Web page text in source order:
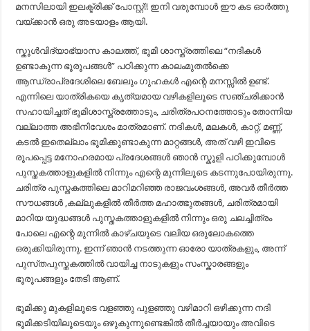
മനസിലായി ഇലക്ട്രിക്ക് പോസ്റ്റ്!! ഇനി വരുമ്പോൾ ഈ കട ഓർത്തു
വയ്ക്കാൻ ഒരു അടയാളം ആയി.
സ്കൂൾവിദ്യാഭ്യാസ കാലത്ത്, ഭൂമി ശാസ്ത്രത്തിലെ “നദികൾ
ഉണ്ടാകുന്ന ഭൂരൂപങ്ങൾ” പഠിക്കുന്ന കാലംമുതൽക്കെ
ആന്ധ്രാപ്രദേശിലെ ബേലും ഗുഹകൾ എന്റെ മനസ്സിൽ ഉണ്ട്.
എന്നിലെ യാത്രികയെ കൃത്യമായ വഴികളിലൂടെ സഞ്ചരിക്കാൻ
സഹായിച്ചത് ഭൂമിശാസ്ത്രത്തോടും, ചരിത്രപഠനത്തോടും തോന്നിയ
വല്ലാത്ത അഭിനിവേശം മാത്രമാണ്. നദികൾ, മലകൾ, കാറ്റ്, മണ്ണ്,
കടൽ ഇതെല്ലാം ഭൂമിക്കുണ്ടാകുന്ന മാറ്റങ്ങൾ, അത് വഴി ഇവിടെ
രൂപപ്പെട്ട മനോഹരമായ പ്രദേശങ്ങൾ ഞാൻ സ്കൂളി പഠിക്കുമ്പോൾ
പുസ്തകത്താളുകളിൽ നിന്നും എന്റെ മുന്നിലൂടെ കടന്നുപോയിരുന്നു.
ചരിത്ര പുസ്തകത്തിലെ മാറിമറിഞ്ഞ രാജവംശങ്ങൾ, അവർ തീർത്ത
സൗധങ്ങൾ ,കല്ലുകളിൽ തീർത്ത മഹാത്ഭുതങ്ങൾ, ചരിത്രമായി
മാറിയ യുദ്ധങ്ങൾ പുസ്തകത്താളുകളിൽ നിന്നും ഒരു ചലച്ചിത്രം
പോലെ എന്റെ മുന്നിൽ കാഴ്ചയുടെ വലിയ ഒരുലോകത്തെ
ഒരുക്കിയിരുന്നു. ഇന്ന് ഞാൻ നടത്തുന്ന ഓരോ യാത്രകളും, അന്ന്
പുസ്‌തപുസ്തകത്തിൽ വായിച്ച നാടുകളും സംസ്കാരങ്ങളും
ഭൂരൂപങ്ങളും തേടി ആണ്.
ഭൂമിക്കു മുകളിലൂടെ വളഞ്ഞു പുളഞ്ഞു വഴിമാറി ഒഴിക്കുന്ന നദി
ഭൂമിക്കടിയിലൂടെയും ഒഴുകുന്നുണ്ടെങ്കിൽ തീർച്ചയായും അവിടെ